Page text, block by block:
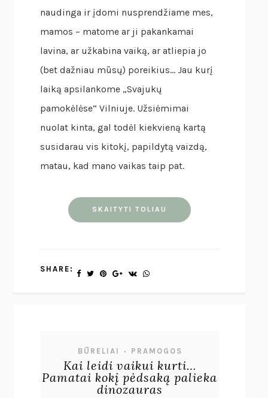
naudinga ir įdomi nusprendžiame mes,
mamos – matome ar ji pakankamai
lavina, ar užkabina vaiką, ar atliepia jo
(bet dažniau mūsų) poreikius… Jau kurį
laiką apsilankome „Svajukų
pamokėlėse“ Vilniuje. Užsiėmimai
nuolat kinta, gal todėl kiekvieną kartą
susidarau vis kitokį, papildytą vaizdą,
matau, kad mano vaikas taip pat.
SKAITYTI TOLIAU
SHARE:
BŪRELIAI • PRAMOGOS
Kai leidi vaikui kurti…
Pamatai kokį pėdsaką palieka
dinozauras